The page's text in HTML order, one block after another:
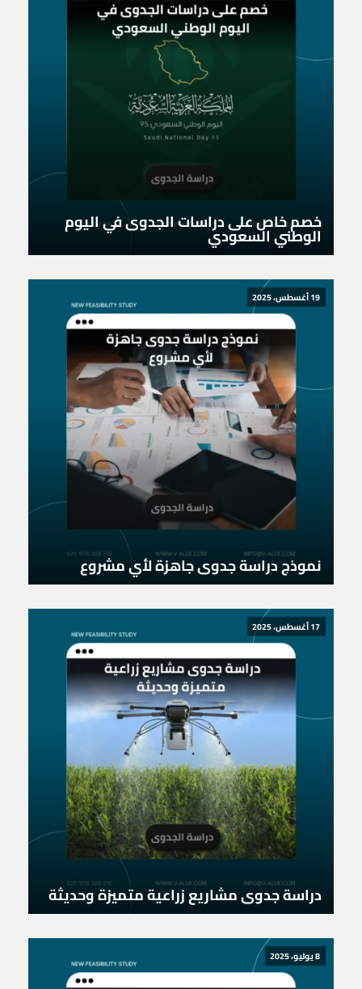
خصم خاص على دراسات الجدوى في اليوم
الوطني السعودي
19 أغسطس، 2025
نموذج دراسة جدوى جاهزة لأي مشروع
17 أغسطس، 2025
دراسة جدوى مشاريع زراعية متميزة وحديثة
8 يوليو، 2025